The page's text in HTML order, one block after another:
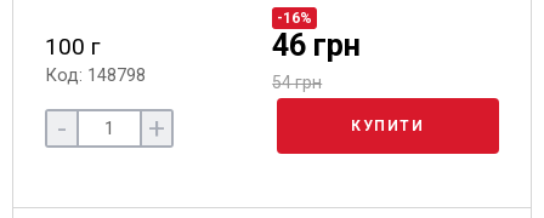
100 г
Код: 148798
-16%
46 грн
54 грн
- + КУПИТИ